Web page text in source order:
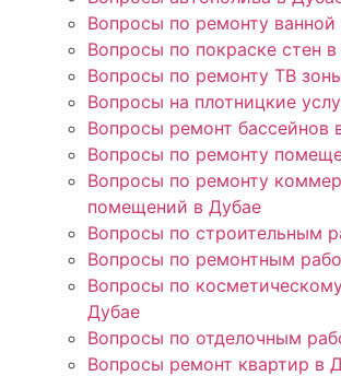
Вопросы по ремонту
Вопросы по покраске стен
Вопросы по ремонту ТВ
Вопросы на плотницкие
Вопросы ремонт бассейнов
Вопросы по ремонту
Вопросы по ремонту
помещений в Дубае
Вопросы по строительным
Вопросы по ремонтным
Вопросы по
Дубае
Вопросы по отделочным
Вопросы ремонт квартир в